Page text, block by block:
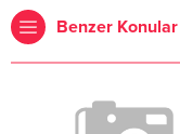
Benzer Konular